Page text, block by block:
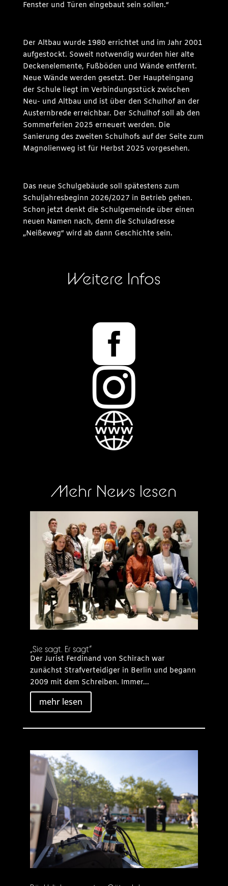
Fenster und Türen eingebaut sein sollen.“
Der Altbau wurde 1980 errichtet und im Jahr 2001
aufgestockt. Soweit notwendig wurden hier alte
Deckenelemente, Fußböden und Wände entfernt.
Neue Wände werden gesetzt. Der Haupteingang
der Schule liegt im Verbindungsstück zwischen
Neu- und Altbau und ist über den Schulhof an der
Austernbrede erreichbar. Der Schulhof soll ab den
Sommerferien 2025 erneuert werden. Die
Sanierung des zweiten Schulhofs auf der Seite zum
Magnolienweg ist für Herbst 2025 vorgesehen.
Das neue Schulgebäude soll spätestens zum
Schuljahresbeginn 2026/2027 in Betrieb gehen.
Schon jetzt denkt die Schulgemeinde über einen
neuen Namen nach, denn die Schuladresse
„Neißeweg“ wird ab dann Geschichte sein.
Weitere Infos


Mehr News lesen
„Sie sagt. Er sagt“
Der Jurist Ferdinand von Schirach war
zunächst Strafverteidiger in Berlin und begann
2009 mit dem Schreiben. Immer...
mehr lesen